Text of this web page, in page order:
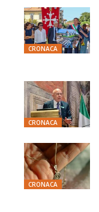
CRONACA
CRONACA
CRONACA